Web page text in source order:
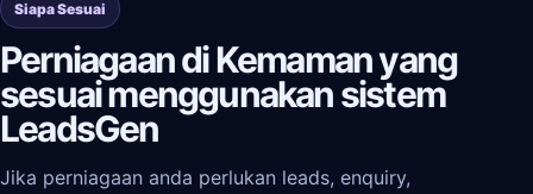
Siapa Sesuai
Perniagaan di Kemaman yang
sesuai menggunakan sistem
LeadsGen
Jika perniagaan anda perlukan leads, enquiry,